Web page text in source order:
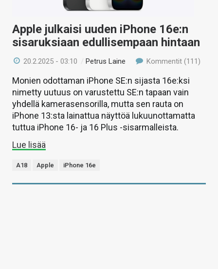
HAKU
Apple julkaisi uuden iPhone 16e:n
sisaruksiaan edullisempaan hintaan
20.2.2025 - 03:10 /Petrus Laine Kommentit (111)
Monien odottaman iPhone SE:n sijasta 16e:ksi
nimetty uutuus on varustettu SE:n tapaan vain
yhdellä kamerasensorilla, mutta sen rauta on
iPhone 13:sta lainattua näyttöä lukuunottamatta
tuttua iPhone 16- ja 16 Plus -sisarmalleista.
Lue lisää
A18 Apple iPhone 16e